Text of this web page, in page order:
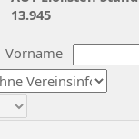
Vorname
13.945